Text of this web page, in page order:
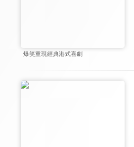
爆笑重現經典港式喜劇